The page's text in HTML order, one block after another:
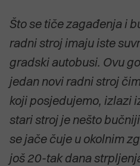
Što se tiče zagađenja i
radni stroj imaju iste
gradski autobusi. Ovu
jedan novi radni stroj
koji posjedujemo, izlazi
stari stroj je nešto
se jače čuje u okolnim
još 20-tak dana